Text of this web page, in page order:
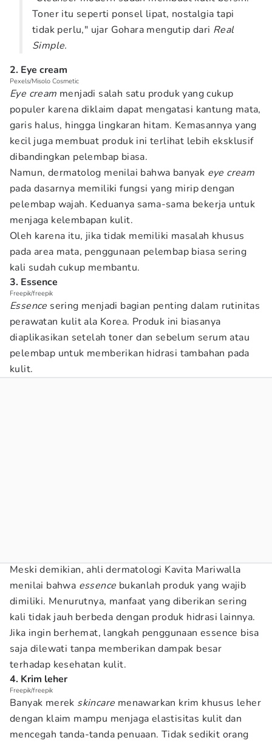
Toner itu seperti ponsel lipat, nostalgia tapi
tidak perlu," ujar Gohara mengutip dari Real
Simple.
2. Eye cream
Pexels/Misolo Cosmetic
Eye cream menjadi salah satu produk yang cukup
populer karena diklaim dapat mengatasi kantung mata,
garis halus, hingga lingkaran hitam. Kemasannya yang
kecil juga membuat produk ini terlihat lebih eksklusif
dibandingkan pelembap biasa.
Namun, dermatolog menilai bahwa banyak eye cream
pada dasarnya memiliki fungsi yang mirip dengan
pelembap wajah. Keduanya sama-sama bekerja untuk
menjaga kelembapan kulit.
Oleh karena itu, jika tidak memiliki masalah khusus
pada area mata, penggunaan pelembap biasa sering
kali sudah cukup membantu.
3. Essence
Freepik/freepik
Essence sering menjadi bagian penting dalam rutinitas
perawatan kulit ala Korea. Produk ini biasanya
diaplikasikan setelah toner dan sebelum serum atau
pelembap untuk memberikan hidrasi tambahan pada
kulit.
Meski demikian, ahli dermatologi Kavita Mariwalla
menilai bahwa essence bukanlah produk yang wajib
dimiliki. Menurutnya, manfaat yang diberikan sering
kali tidak jauh berbeda dengan produk hidrasi lainnya.
Jika ingin berhemat, langkah penggunaan essence bisa
saja dilewati tanpa memberikan dampak besar
terhadap kesehatan kulit.
4. Krim leher
Freepik/freepik
Banyak merek skincare menawarkan krim khusus leher
dengan klaim mampu menjaga elastisitas kulit dan
mencegah tanda-tanda penuaan. Tidak sedikit orang